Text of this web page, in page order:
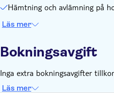
Hämtning och avlämning på
Läs mer
Bokningsavgift
Inga extra bokningsavgifter
Läs mer